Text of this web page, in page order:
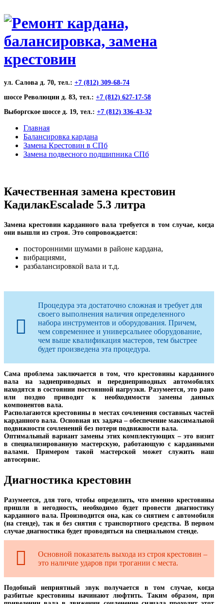
ул. Салова д. 70, тел.: +7 (812) 309-68-74
шоссе Революции д. 83, тел.: +7 (812) 627-17-58
Выборгское шоссе д. 19, тел.: +7 (812) 336-43-32
Главная
Балансировка кардана
Замена Крестовин в СПб
Замена подвесного подшипника СПб
Качественная замена крестовин
КадилакEscalade 5.3 литра
Замена крестовин карданного вала требуется в том случае, когда
они вышли из строя. Это сопровождается:
посторонними шумами в районе кардана,
вибрациями,
разбалансировкой вала и т.д.
Процедура эта достаточно сложная и требует для
своего выполнения наличия определенного
набора инструментов и оборудования. Причем,
чем современнее и универсальнее оборудование,
чем выше квалификация мастеров, тем быстрее
будет произведена эта процедура.
Сама проблема заключается в том, что крестовины карданного
вала на заднеприводных и переднеприводных автомобилях
находятся в состоянии постоянной нагрузки. Разумеется, это рано
или поздно приводит к необходимости замены данных
компонентов вала.
Располагаются крестовины в местах сочленения составных частей
карданного вала. Основная их задача – обеспечение максимальной
подвижности сочленений без потери подвижности вала.
Оптимальный вариант замены этих комплектующих – это визит
в специализированную мастерскую, работающую с карданными
валами. Примером такой мастерской может служить наш
автосервис.
Диагностика крестовин
Разумеется, для того, чтобы определить, что именно крестовины
пришли в негодность, необходимо будет провести диагностику
карданного вала. Производится она, как со снятием с автомобиля
(на стенде), так и без снятия с транспортного средства. В первом
случае диагностика будет проводиться на специальном стенде.
Основной показатель выхода из строя крестовин –
это наличие ударов при трогании с места.
Подобный неприятный звук получается в том случае, когда
разбитые крестовины начинают люфтить. Таким образом, при